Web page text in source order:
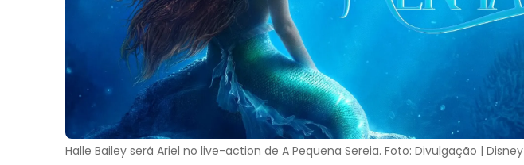
Halle Bailey será Ariel no live-action de A Pequena Sereia. Foto: Divulgação | Disney